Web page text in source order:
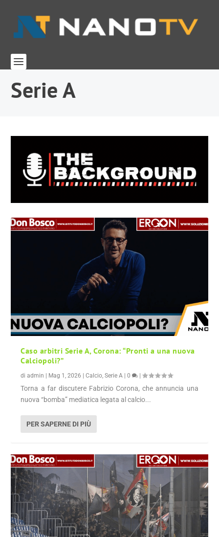
Serie A
Caso arbitri Serie A, Corona: “Pronti a una nuova
Calciopoli?”
diadmin Mag 1, 2026 |Calcio,Serie A |0 |
Torna a far discutere Fabrizio Corona, che annuncia una
nuova “bomba” mediatica legata al calcio...
PER SAPERNE DI PIÙ